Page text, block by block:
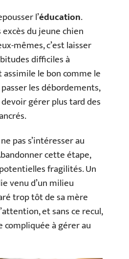
l’éducation.
du jeune chien
mêmes, c’est laisser
difficiles à
le bon comme le
les débordements,
devoir gérer plus tard des
pas s’intéresser au
cette étape,
fragilités. Un
venu d’un milieu
trop tôt de sa mère
et sans ce recul,
à gérer au